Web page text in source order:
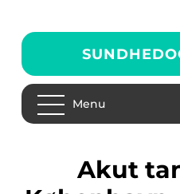
Menu
Akut tandlæge i